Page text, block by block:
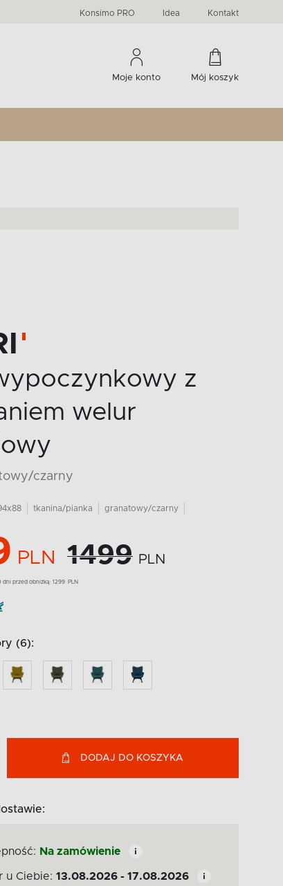
Konsimo PRO Idea Kontakt
Moje konto Mój koszyk
Komody, szafki RTV, witryny...
-33 %
Liczba produktów:60
Liczba produktów:274
z
welur
czarny
tkanina/pianka
granatowy/czarny
PLN 1499 PLN
dni przed obniżką: 1299 PLN
(6):
DODAJ DO KOSZYKA
Na zamówienie
u Ciebie: 13.08.2026 - 17.08.2026